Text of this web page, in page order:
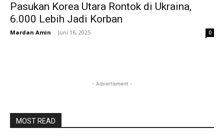
Pasukan Korea Utara Rontok di Ukraina,
6.000 Lebih Jadi Korban
Mardan Amin - Juni 16, 2025 0
- Advertisment -
MOST READ